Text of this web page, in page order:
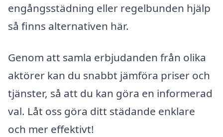
engångsstädning eller regelbunden hjälp
så finns alternativen här.
Genom att samla erbjudanden från olika
aktörer kan du snabbt jämföra priser och
tjänster, så att du kan göra en informerad
val. Låt oss göra ditt städande enklare
och mer effektivt!